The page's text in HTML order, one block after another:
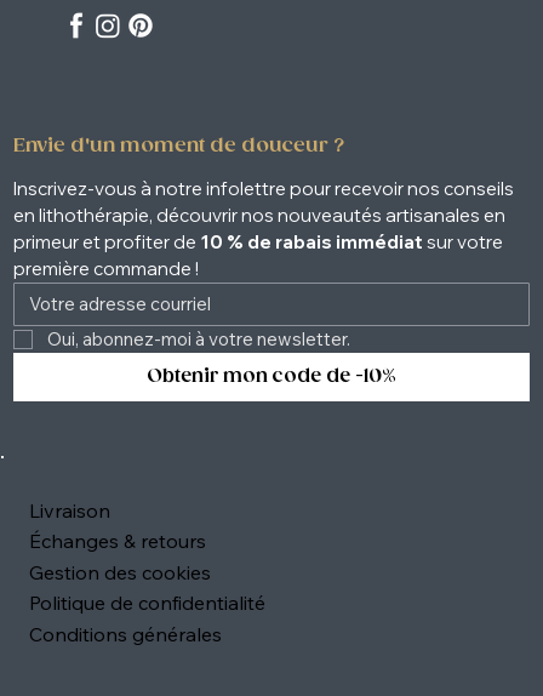
Envie d'un moment de douceur ?
Inscrivez-vous à notre infolettre pour recevoir nos conseils
en lithothérapie, découvrir nos nouveautés artisanales en
primeur et profiter de 10 % de rabais immédiat sur votre
première commande !
Obtenir mon code de -10%
Échanges & retours
Livraison
Conditions générales
Politique de confidentialité
Gestion des cookies